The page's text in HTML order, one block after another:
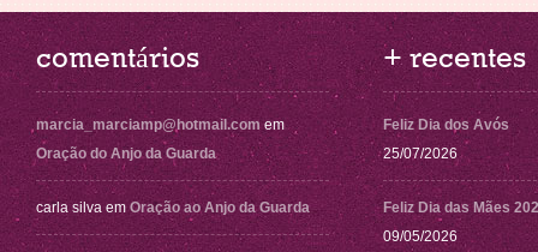
comentários
marcia_marciamp@hotmail.com em
Oração do Anjo da Guarda
carla silva em Oração ao Anjo da Guarda
+ recentes
Feliz Dia dos Avós
25/07/2026
Feliz Dia das Mães
09/05/2026